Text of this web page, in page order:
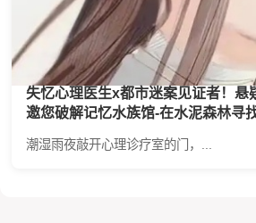
失忆心理医生x都市迷案见证者！悬
邀您破解记忆水族馆-在水泥森林寻
潮湿雨夜敲开心理诊疗室的门，...